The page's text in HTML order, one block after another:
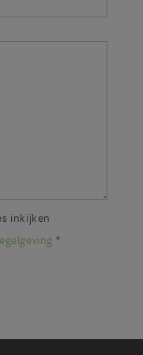
inkijken
*